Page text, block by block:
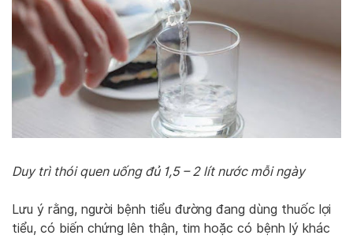
Duy trì thói quen uống đủ 1,5 – 2 lít nước mỗi ngày
Lưu ý rằng, người bệnh tiểu đường đang dùng thuốc lợi
tiểu, có biến chứng lên thận, tim hoặc có bệnh lý khác